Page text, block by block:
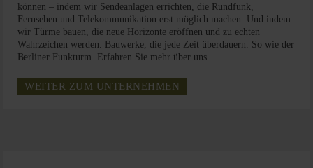
können – indem wir Sendeanlagen errichten, die Rundfunk,
Fernsehen und Telekommunikation erst möglich machen. Und indem
wir Türme bauen, die neue Horizonte er­öff­nen und zu echten
Wahrzeichen werden. Bauwerke, die jede Zeit überdauern. So wie der
Berliner Funkturm. Erfahren Sie mehr über uns
WEITER ZUM UNTERNEHMEN